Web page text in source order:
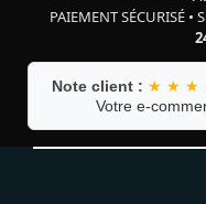
PAIEMENT SÉCURISÉ •
Note client : ★ ★ ★
Votre e-